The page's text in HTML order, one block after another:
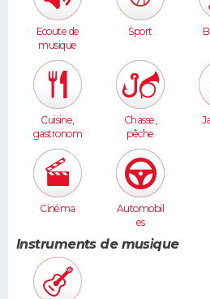
Ecoute de
musique
Sport
Cuisine,
gastronom
ie
Chasse,
pêche
Cinéma
Automobil
es
Instruments de musique